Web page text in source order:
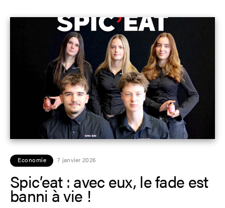
Economie 7 janvier 2026
Spic’eat : avec eux, le fade est
banni à vie !